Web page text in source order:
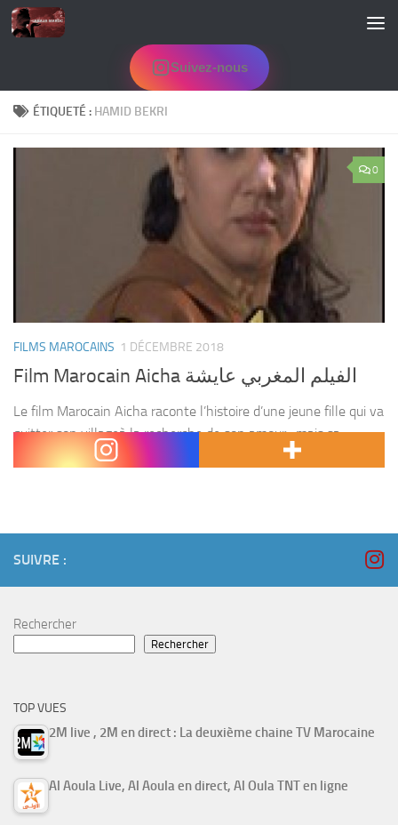
Skip to content
Suivez-nous
ÉTIQUETÉ : HAMID BEKRI
0
FILMS MAROCAINS 1 DÉCEMBRE 2018
Film Marocain Aicha الفيلم المغربي عايشة
Le film Marocain Aicha raconte l’histoire d’une jeune fille qui va
quitter son villageà la recherche de son amour , mais sa
nouvelle vie lui cache d’énormes surprises. Film : Aicha , icha ,...
SUIVRE :
Rechercher
Rechercher
TOP VUES
2M live , 2M en direct : La deuxième chaine TV Marocaine
Al Aoula Live, Al Aoula en direct, Al Oula TNT en ligne